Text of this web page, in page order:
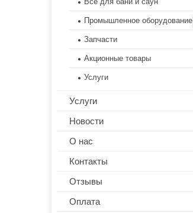
Промышленное оборудование
Запчасти
Акционные товары
Услуги
Услуги
Новости
О нас
Контакты
Отзывы
Оплата